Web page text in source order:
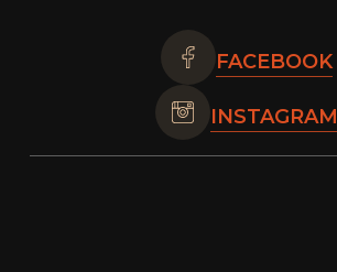
FACEBOOK
INSTAGRAM